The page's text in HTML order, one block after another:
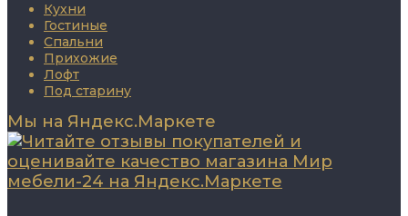
Кухни
Гостиные
Спальни
Прихожие
Лофт
Под старину
Мы на Яндекс.Маркете